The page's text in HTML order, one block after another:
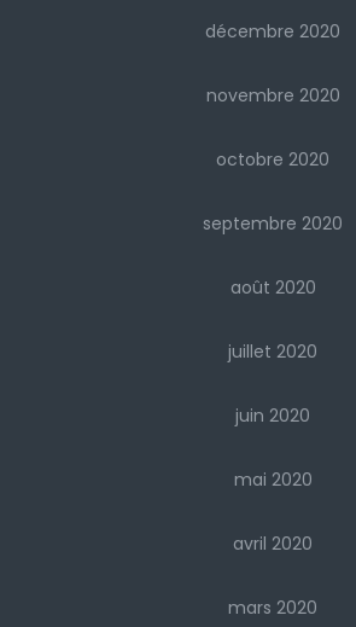
décembre 2020
novembre 2020
octobre 2020
septembre 2020
août 2020
juillet 2020
juin 2020
mai 2020
avril 2020
mars 2020